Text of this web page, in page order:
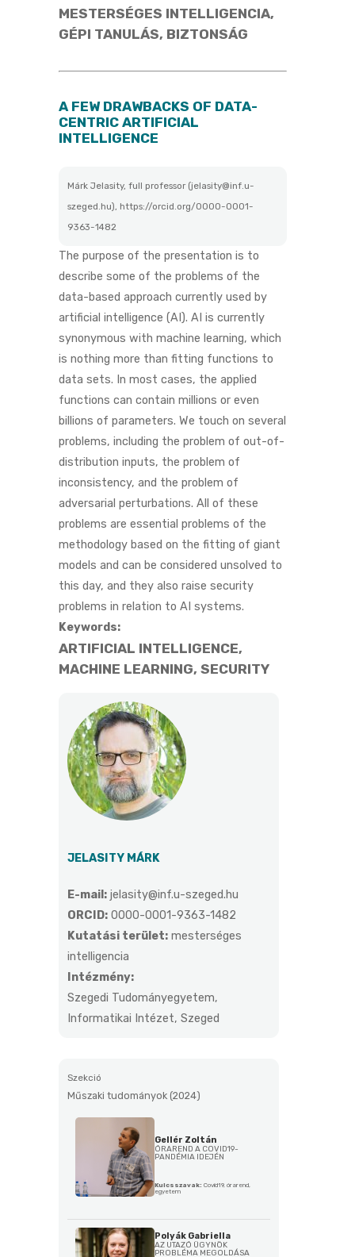
MESTERSÉGES INTELLIGENCIA,
GÉPI TANULÁS, BIZTONSÁG
A FEW DRAWBACKS OF DATA-
CENTRIC ARTIFICIAL
INTELLIGENCE
Márk Jelasity, full professor (jelasity@inf.u-
szeged.hu), https://orcid.org/0000-0001-
9363-1482
The purpose of the presentation is to
describe some of the problems of the
data-based approach currently used by
artificial intelligence (AI). AI is currently
synonymous with machine learning, which
is nothing more than fitting functions to
data sets. In most cases, the applied
functions can contain millions or even
billions of parameters. We touch on several
problems, including the problem of out-of-
distribution inputs, the problem of
inconsistency, and the problem of
adversarial perturbations. All of these
problems are essential problems of the
methodology based on the fitting of giant
models and can be considered unsolved to
this day, and they also raise security
problems in relation to AI systems.
Keywords:
ARTIFICIAL INTELLIGENCE,
MACHINE LEARNING, SECURITY
JELASITY MÁRK
E-mail: jelasity@inf.u-szeged.hu
ORCID: 0000-0001-9363-1482
Kutatási terület: mesterséges
intelligencia
Intézmény:
Szegedi Tudományegyetem,
Informatikai Intézet, Szeged
Szekció
Műszaki tudományok (2024)
Gellér Zoltán
ÓRAREND A COVID19-
PANDÉMIA IDEJÉN
Kulcsszavak: Covid19, órarend,
egyetem
Polyák Gabriella
AZ UTAZÓ ÜGYNÖK
PROBLÉMA MEGOLDÁSA